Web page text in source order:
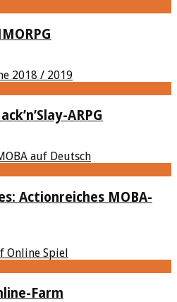
ARPG
Actionreiches MOBA-
Farm